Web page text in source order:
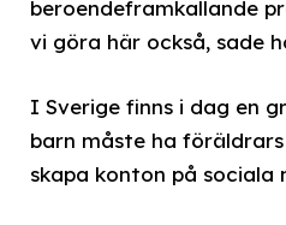
beroendeframkallande
vi göra här också, sade
I Sverige finns i dag en
barn måste ha
skapa konton på sociala